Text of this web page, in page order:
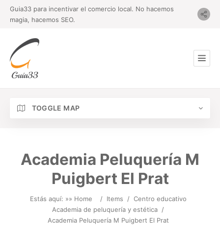
Guia33 para incentivar el comercio local. No hacemos
magia, hacemos SEO.
TOGGLE MAP
Academia Peluquería M
Puigbert El Prat
Estás aquí: »» Home / Items / Centro educativo
Academia de peluquería y estética /
Academia Peluquería M Puigbert El Prat